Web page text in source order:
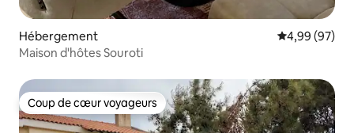
Hébergement Évaluation
4,99 (97)
Maison d'hôtes Souroti
Coup de cœur voyageurs
Coup de cœur voyageurs